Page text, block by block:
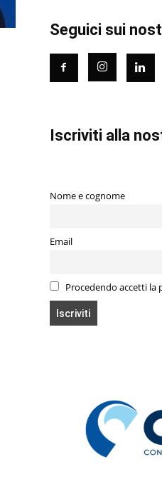
Seguici sui
Iscriviti alla
Nome e cognome
Email
Procedendo accetti la